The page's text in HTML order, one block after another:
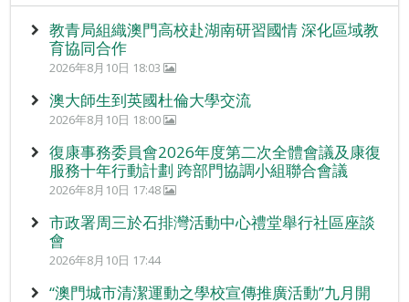
教青局組織澳門高校赴湖南研習國情 深化區域教
育協同合作
2026年8月10日 18:03
澳大師生到英國杜倫大學交流
2026年8月10日 18:00
復康事務委員會2026年度第二次全體會議及康復
服務十年行動計劃 跨部門協調小組聯合會議
2026年8月10日 17:48
市政署周三於石排灣活動中心禮堂舉行社區座談
會
2026年8月10日 17:44
“澳門城市清潔運動之學校宣傳推廣活動”九月開